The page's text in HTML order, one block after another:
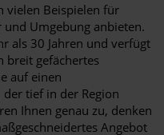
vielen Beispielen für
und Umgebung anbieten.
als 30 Jahren und verfügt
breit gefächertes
auf einen
tief in der Region
Ihnen genau zu, denken
Angebot